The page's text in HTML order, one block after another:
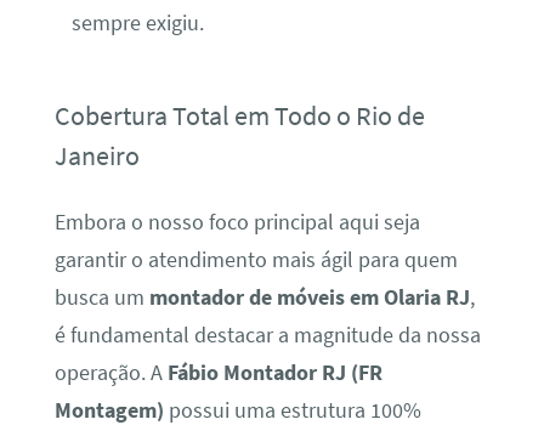
sempre exigiu.
Cobertura Total em Todo o Rio de
Janeiro
Embora o nosso foco principal aqui seja
garantir o atendimento mais ágil para quem
busca um montador de móveis em Olaria RJ,
é fundamental destacar a magnitude da nossa
operação. A Fábio Montador RJ (FR
Montagem) possui uma estrutura 100%